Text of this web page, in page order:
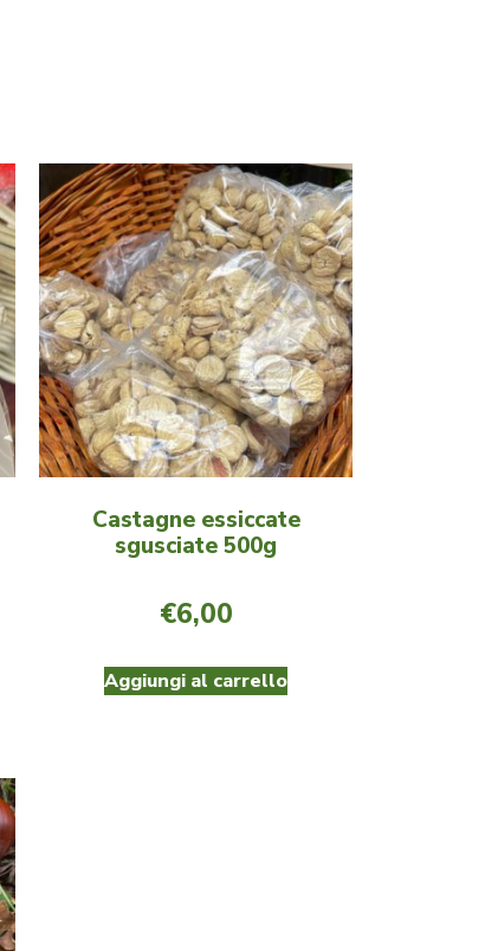
Castagne essiccate
sgusciate 500g
€6,00
Aggiungi al carrello